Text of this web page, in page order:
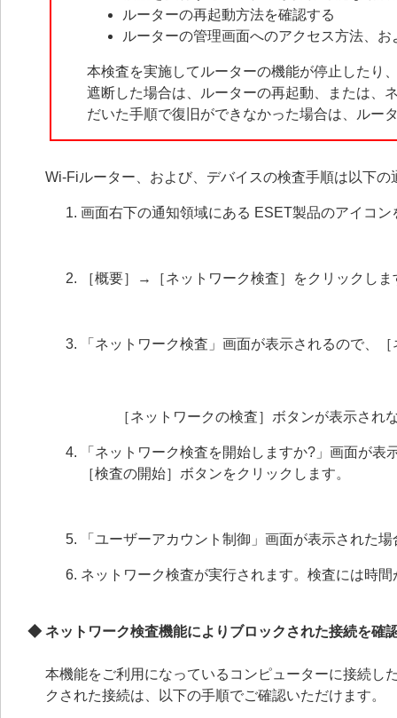
ルーターの再起動方法を確認する
ルーターの管理画面へのアクセス方法、
本検査を実施してルーターの機能が停止したり
遮断した場合は、ルーターの再起動、または、
だいた手順で復旧ができなかった場合は、ルー
Wi-Fiルーター、および、デバイスの検査手順は以下の
画面右下の通知領域にある ESET製品のアイコ
［概要］→［ネットワーク検査］をクリックしま
「ネットワーク検査」画面が表示されるので、
［ネットワークの検査］ボタンが表示され
「ネットワーク検査を開始しますか?」画面が
［検査の開始］ボタンをクリックします。
「ユーザーアカウント制御」画面が表示された
ネットワーク検査が実行されます。検査には時
◆ ネットワーク検査機能によりブロックされた接続を確
本機能をご利用になっているコンピューターに接続し
クされた接続は、以下の手順でご確認いただけます。